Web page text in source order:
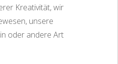
Kreativität, wir
unsere
oder andere Art